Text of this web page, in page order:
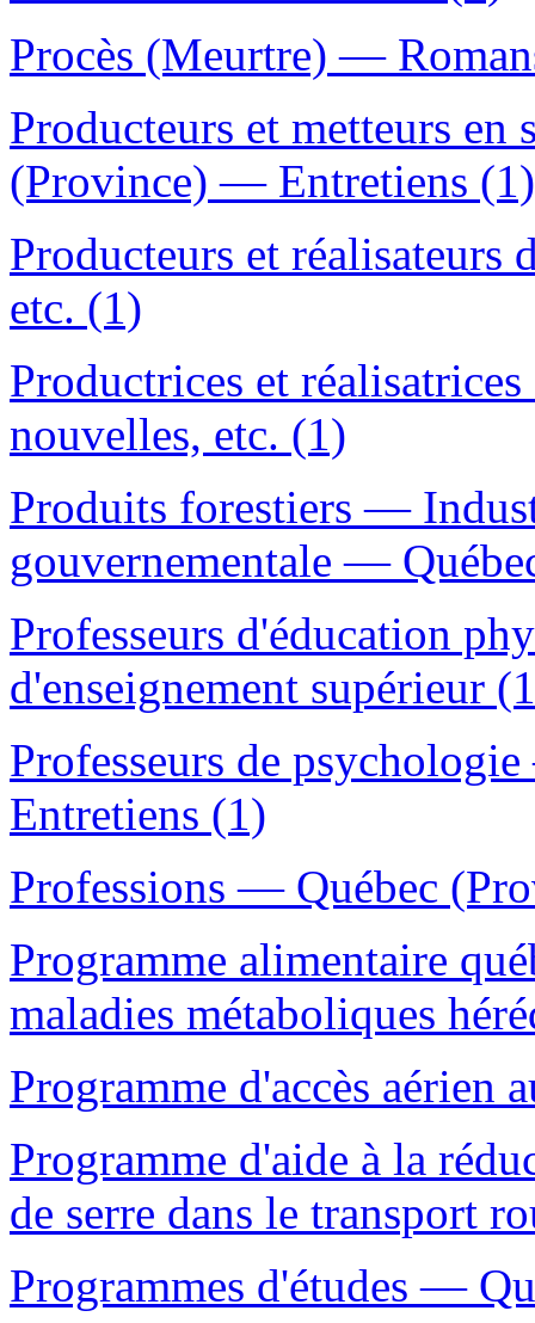
Procès (Meurtre) —
Producteurs et metteurs
(Province) — Entretiens (1)
Producteurs et
etc. (1)
Productrices et
nouvelles, etc. (1)
Produits forestiers —
gouvernementale —
Professeurs d'éducation
d'enseignement supérieur
Professeurs de
Entretiens (1)
Professions — Québec
Programme alimentaire
maladies métaboliques
Programme d'accès aérien
Programme d'aide à la
de serre dans le transport
Programmes d'études —